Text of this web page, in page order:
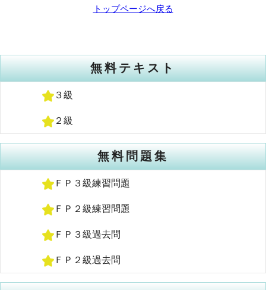
トップページへ戻る
無料テキスト
３級
２級
無料問題集
ＦＰ３級練習問題
ＦＰ２級練習問題
ＦＰ３級過去問
ＦＰ２級過去問